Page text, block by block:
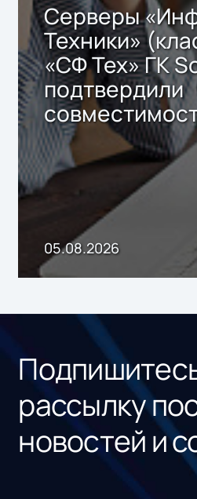
Серверы
Техники»
«СФ Тех» ГК
подтвердили
решением
Storage 2.x для
хранения
05.08.2026
рассылку
новостей и